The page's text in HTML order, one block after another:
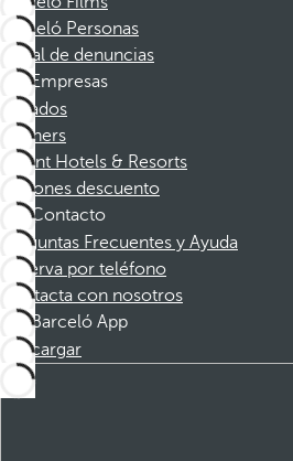
Barceló Personas
Canal de denuncias
Empresas
Afiliados
Partners
Dorint Hotels & Resorts
Cupones descuento
Contacto
Preguntas Frecuentes y Ayuda
Reserva por teléfono
Contacta con nosotros
Barceló App
Descargar